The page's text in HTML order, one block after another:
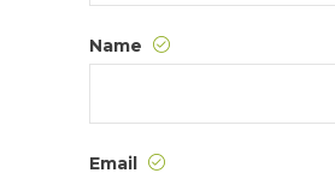
Name
Email